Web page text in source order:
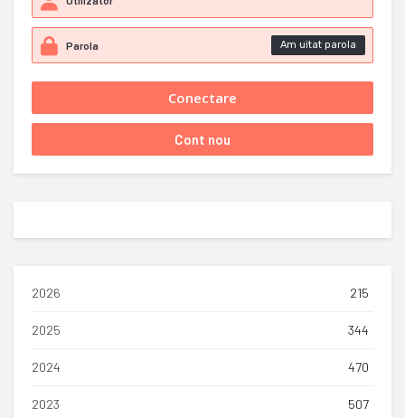
Am uitat parola
2026 215
2025 344
2024 470
2023 507